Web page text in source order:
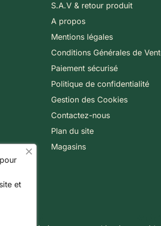
S.A.V & retour produit
A propos
Mentions légales
Conditions Générales de
Paiement sécurisé
Politique de confidentialité
Gestion des Cookies
Contactez-nous
Plan du site
Magasins
et